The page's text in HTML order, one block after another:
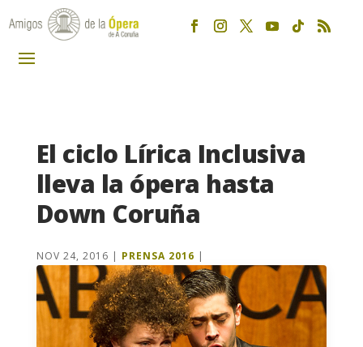
El ciclo Lírica Inclusiva
lleva la ópera hasta
Down Coruña
NOV 24, 2016 | PRENSA 2016 |